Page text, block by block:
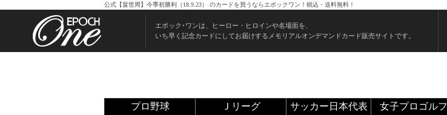
公式【畠世周】今季初勝利（18.9.23） のカードを買うならエポックワン！税込・送料無料！
エポック･ワンは、ヒーロー・ヒロインや名場面を、
いち早く記念カードにしてお届けするメモリアルオンデマンドカード販売サイトです。
プロ野球 Ｊリーグ サッカー日本代表 女子プロゴルフ